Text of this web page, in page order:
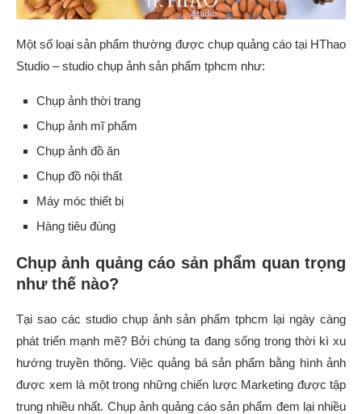
Một số loại sản phẩm thường được chụp quảng cáo tại HThao
Studio – studio chụp ảnh sản phẩm tphcm như:
Chụp ảnh thời trang
Chụp ảnh mĩ phẩm
Chụp ảnh đồ ăn
Chụp đồ nội thất
Máy móc thiết bị
Hàng tiêu đùng
Chụp ảnh quảng cáo sản phẩm quan trọng
như thế nào?
Tại sao các studio chụp ảnh sản phẩm tphcm lại ngày càng
phát triển mạnh mẽ? Bởi chúng ta đang sống trong thời kì xu
hướng truyền thông. Việc quảng bá sản phẩm bằng hình ảnh
được xem là một trong những chiến lược Marketing được tập
trung nhiều nhất. Chụp ảnh quảng cáo sản phẩm đem lại nhiều